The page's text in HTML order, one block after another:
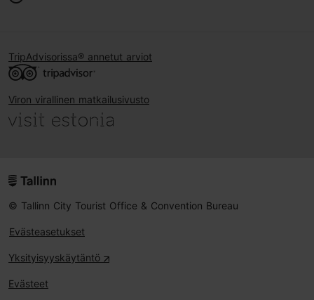
TripAdvisorissa® annetut arviot
Viron virallinen matkailusivusto
© Tallinn City Tourist Office & Convention Bureau
Evästeasetukset
Yksityisyyskäytäntö
Evästeet